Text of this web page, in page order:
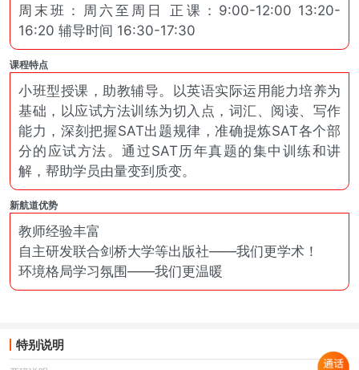
周末班：周六至周日 正课：9:00-12:00 13:20-
16:20 辅导时间 16:30-17:30
课程特点
小班型授课，助教辅导。以英语实际运用能力培养为
基础，以应试方法训练为切入点，词汇、阅读、写作
能力，深刻把握SAT出题规律，准确提炼SAT各个部
分的应试方法。通过SAT历年真题的集中训练和讲
解，帮助学员由量变到质变。
新航道优势
教师经验丰富
自主研发联合剑桥大学等出版社——我们更学术！
环境格局学习氛围——我们更温暖
特别说明